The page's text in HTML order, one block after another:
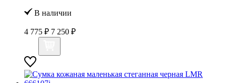
В наличии
4 775 ₽ 7 250 ₽